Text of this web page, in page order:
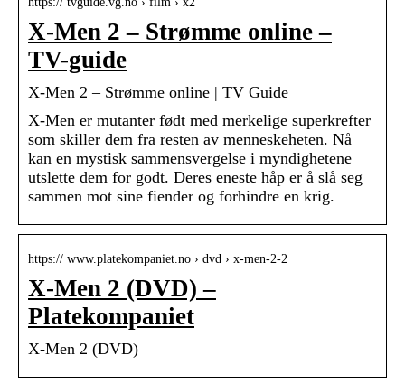
X-Men 2 – Strømme online –
TV-guide
X-Men 2 – Strømme online | TV Guide
X-Men er mutanter født med merkelige superkrefter
som skiller dem fra resten av menneskeheten. Nå
kan en mystisk sammensvergelse i myndighetene
utslette dem for godt. Deres eneste håp er å slå seg
sammen mot sine fiender og forhindre en krig.
https:// www.platekompaniet.no › dvd › x-men-2-2
X-Men 2 (DVD) –
Platekompaniet
X-Men 2 (DVD)